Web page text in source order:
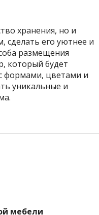
хранения, но и
сделать его уютнее и
размещения
который будет
формами, цветами и
уникальные и
мебели